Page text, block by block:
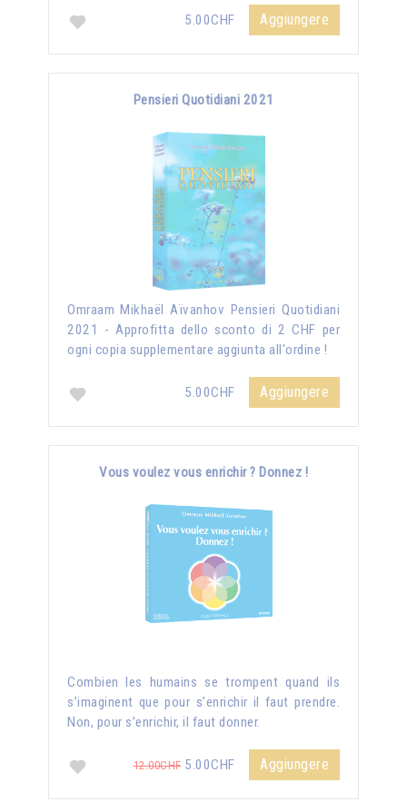
5.00CHF Aggiungere
Pensieri Quotidiani 2021
Omraam Mikhaël Aïvanhov Pensieri Quotidiani
2021 - Approfitta dello sconto di 2 CHF per
ogni copia supplementare aggiunta all'ordine !
5.00CHF Aggiungere
Vous voulez vous enrichir ? Donnez !
Combien les humains se trompent quand ils
s’imaginent que pour s’enrichir il faut prendre.
Non, pour s’enrichir, il faut donner.
12.00CHF5.00CHF Aggiungere